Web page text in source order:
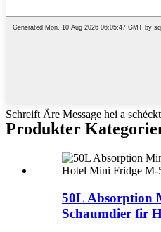
Schreift Äre Message hei a
Produkter
50L Absorption
Schaumdier fir